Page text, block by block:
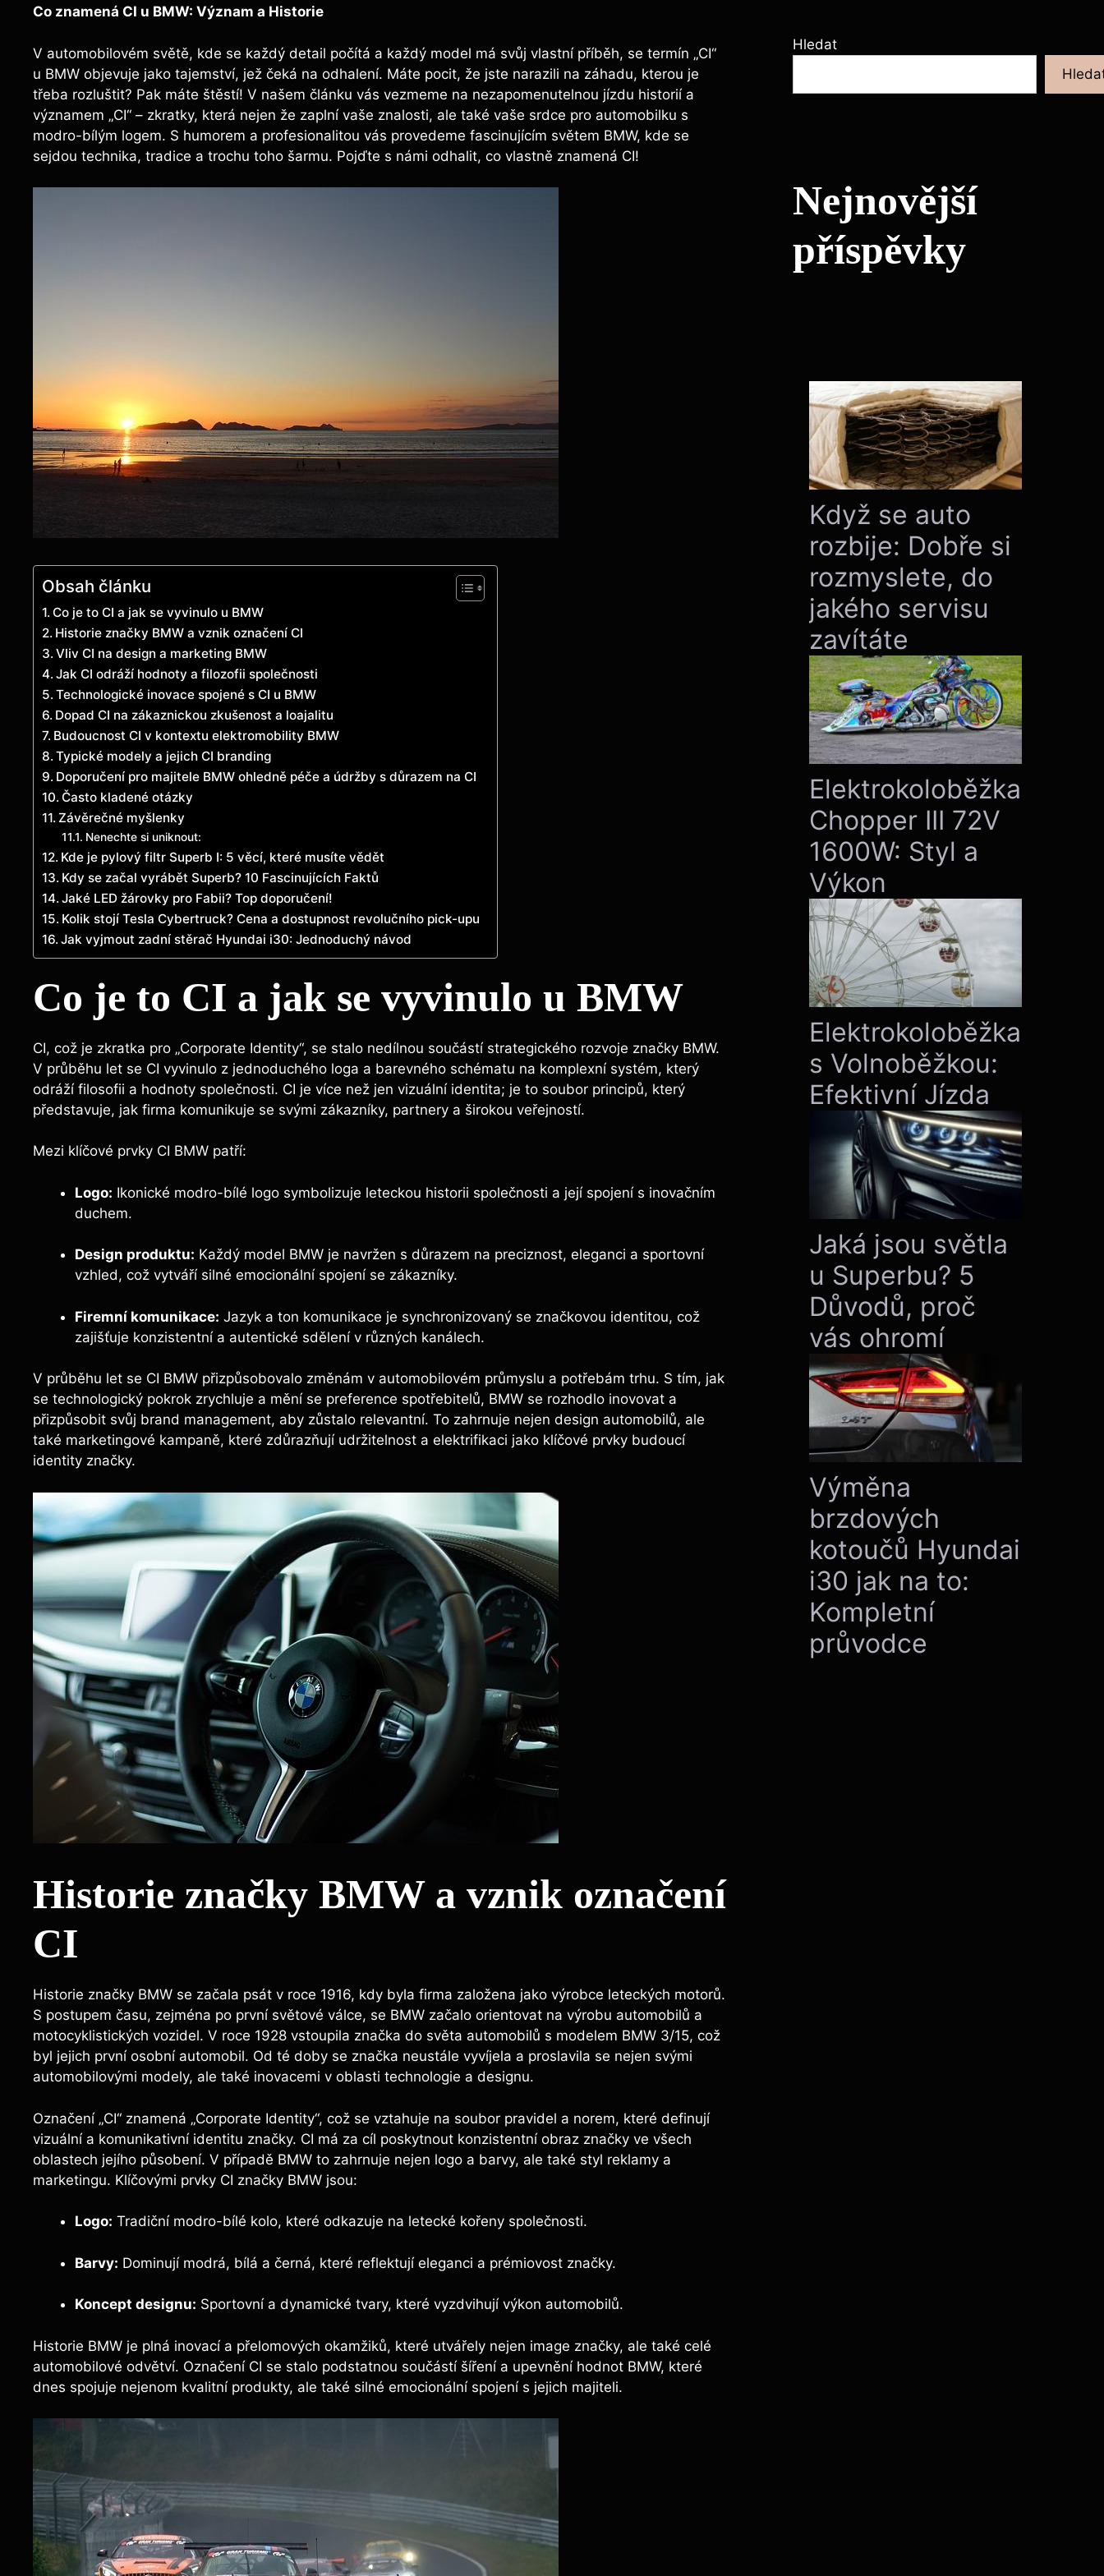
Co znamená CI u BMW: Význam a Historie
V automobilovém světě, kde se každý detail počítá a každý model má svůj vlastní příběh, se termín „CI“
u BMW objevuje jako tajemství, jež čeká na odhalení. Máte pocit, že jste narazili na záhadu, kterou je
třeba rozluštit? Pak máte štěstí! V našem článku vás vezmeme na nezapomenutelnou jízdu historií a
významem „CI“ – zkratky, která nejen že zaplní vaše znalosti, ale také vaše srdce pro automobilku s
modro-bílým logem. S humorem a profesionalitou vás provedeme fascinujícím světem BMW, kde se
sejdou technika, tradice a trochu toho šarmu. Pojďte s námi odhalit, co vlastně znamená CI!
Obsah článku
Co je to CI a jak se vyvinulo u BMW
Historie značky BMW a vznik označení CI
Vliv CI na design a marketing BMW
Jak CI odráží hodnoty a filozofii společnosti
Technologické inovace spojené s CI u BMW
Dopad CI na zákaznickou zkušenost a loajalitu
Budoucnost CI v kontextu elektromobility BMW
Typické modely a jejich CI branding
Doporučení pro majitele BMW ohledně péče a údržby s důrazem na CI
Často kladené otázky
Závěrečné myšlenky
Nenechte si uniknout:
Kde je pylový filtr Superb I: 5 věcí, které musíte vědět
Kdy se začal vyrábět Superb? 10 Fascinujících Faktů
Jaké LED žárovky pro Fabii? Top doporučení!
Kolik stojí Tesla Cybertruck? Cena a dostupnost revolučního pick-upu
Jak vyjmout zadní stěrač Hyundai i30: Jednoduchý návod
Co je to CI a jak se vyvinulo u BMW
CI, což je zkratka pro „Corporate Identity“, se stalo nedílnou součástí strategického rozvoje značky BMW.
V průběhu let se CI vyvinulo z jednoduchého loga a barevného schématu na komplexní systém, který
odráží filosofii a hodnoty společnosti. CI je více než jen vizuální identita; je to soubor principů, který
představuje, jak firma komunikuje se svými zákazníky, partnery a širokou veřejností.
Mezi klíčové prvky CI BMW patří:
Logo: Ikonické modro-bílé logo symbolizuje leteckou historii společnosti a její spojení s inovačním
duchem.
Design produktu: Každý model BMW je navržen s důrazem na preciznost, eleganci a sportovní
vzhled, což vytváří silné emocionální spojení se zákazníky.
Firemní komunikace: Jazyk a ton komunikace je synchronizovaný se značkovou identitou, což
zajišťuje konzistentní a autentické sdělení v různých kanálech.
V průběhu let se CI BMW přizpůsobovalo změnám v automobilovém průmyslu a potřebám trhu. S tím, jak
se technologický pokrok zrychluje a mění se preference spotřebitelů, BMW se rozhodlo inovovat a
přizpůsobit svůj brand management, aby zůstalo relevantní. To zahrnuje nejen design automobilů, ale
také marketingové kampaně, které zdůrazňují udržitelnost a elektrifikaci jako klíčové prvky budoucí
identity značky.
Historie značky BMW a vznik označení
CI
Historie značky BMW se začala psát v roce 1916, kdy byla firma založena jako výrobce leteckých motorů.
S postupem času, zejména po první světové válce, se BMW začalo orientovat na výrobu automobilů a
motocyklistických vozidel. V roce 1928 vstoupila značka do světa automobilů s modelem BMW 3/15, což
byl jejich první osobní automobil. Od té doby se značka neustále vyvíjela a proslavila se nejen svými
automobilovými modely, ale také inovacemi v oblasti technologie a designu.
Označení „CI“ znamená „Corporate Identity“, což se vztahuje na soubor pravidel a norem, které definují
vizuální a komunikativní identitu značky. CI má za cíl poskytnout konzistentní obraz značky ve všech
oblastech jejího působení. V případě BMW to zahrnuje nejen logo a barvy, ale také styl reklamy a
marketingu. Klíčovými prvky CI značky BMW jsou:
Logo: Tradiční modro-bílé kolo, které odkazuje na letecké kořeny společnosti.
Barvy: Dominují modrá, bílá a černá, které reflektují eleganci a prémiovost značky.
Koncept designu: Sportovní a dynamické tvary, které vyzdvihují výkon automobilů.
Historie BMW je plná inovací a přelomových okamžiků, které utvářely nejen image značky, ale také celé
automobilové odvětví. Označení CI se stalo podstatnou součástí šíření a upevnění hodnot BMW, které
dnes spojuje nejenom kvalitní produkty, ale také silné emocionální spojení s jejich majiteli.
Hledat
Nejnovější
příspěvky
Když se auto
rozbije: Dobře si
rozmyslete, do
jakého servisu
zavítáte
Elektrokoloběžka
Chopper III 72V
1600W: Styl a
Výkon
Elektrokoloběžka
s Volnoběžkou:
Efektivní Jízda
Jaká jsou světla
u Superbu? 5
Důvodů, proč
vás ohromí
Výměna
brzdových
kotoučů Hyundai
i30 jak na to:
Kompletní
průvodce